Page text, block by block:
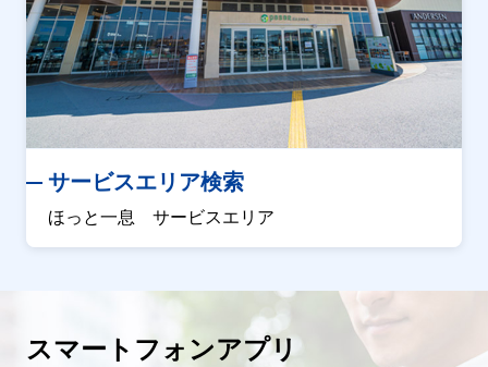
サービスエリア検索
ほっと一息 サービスエリア
スマートフォンアプリ